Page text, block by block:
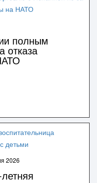
полным
отказа
2026